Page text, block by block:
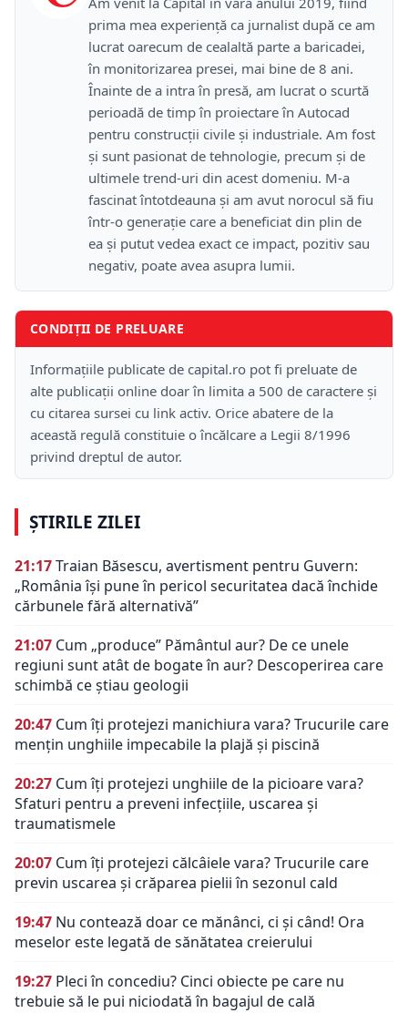
prima mea experiență ca jurnalist după ce am
lucrat oarecum de cealaltă parte a baricadei,
în monitorizarea presei, mai bine de 8 ani.
Înainte de a intra în presă, am lucrat o scurtă
perioadă de timp în proiectare în Autocad
pentru construcții civile și industriale. Am fost
și sunt pasionat de tehnologie, precum și de
ultimele trend-uri din acest domeniu. M-a
fascinat întotdeauna și am avut norocul să fiu
într-o generație care a beneficiat din plin de
ea și putut vedea exact ce impact, pozitiv sau
negativ, poate avea asupra lumii.
CONDIȚII DE PRELUARE
Informațiile publicate de capital.ro pot fi preluate de
alte publicații online doar în limita a 500 de caractere și
cu citarea sursei cu link activ. Orice abatere de la
această regulă constituie o încălcare a Legii 8/1996
privind dreptul de autor.
ȘTIRILE ZILEI
21:17Traian Băsescu, avertisment pentru Guvern:
„România își pune în pericol securitatea dacă închide
cărbunele fără alternativă”
21:07 Cum „produce” Pământul aur? De ce unele
regiuni sunt atât de bogate în aur? Descoperirea care
schimbă ce știau geologii
20:47 Cum îți protejezi manichiura vara? Trucurile care
mențin unghiile impecabile la plajă și piscină
20:27 Cum îți protejezi unghiile de la picioare vara?
Sfaturi pentru a preveni infecțiile, uscarea și
traumatismele
20:07 Cum îți protejezi călcâiele vara? Trucurile care
previn uscarea și crăparea pielii în sezonul cald
19:47 Nu contează doar ce mănânci, ci și când! Ora
meselor este legată de sănătatea creierului
19:27 Pleci în concediu? Cinci obiecte pe care nu
trebuie să le pui niciodată în bagajul de cală